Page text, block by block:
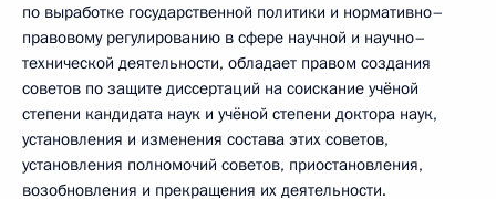
по выработке государственной политики и нормативно–
правовому регулированию в сфере научной и научно–
технической деятельности, обладает правом создания
советов по защите диссертаций на соискание учёной
степени кандидата наук и учёной степени доктора наук,
установления и изменения состава этих советов,
установления полномочий советов, приостановления,
возобновления и прекращения их деятельности.